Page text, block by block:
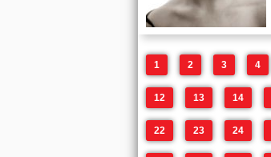
1 2 3 4
12 13 14
22 23 24